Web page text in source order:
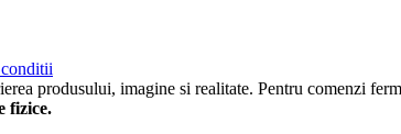
produsului, imagine si realitate. Pentru comenzi
fizice.